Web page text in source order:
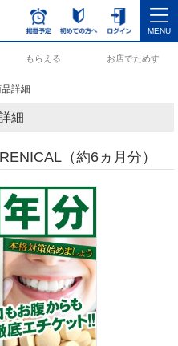
MENU
もらえる お店でためす
詳細
細
（約6ヵ月分）